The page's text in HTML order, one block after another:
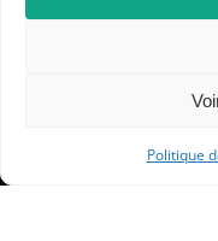
Politique